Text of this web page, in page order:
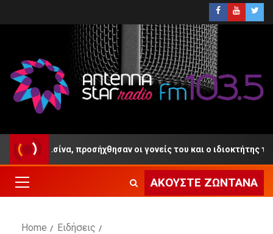
προσήχθησαν οι γονείς του και ο ιδιοκτήτης του Beach
ΑΚΟΎΣΤΕ ΖΩΝΤΑΝΆ
Home
Ειδήσεις